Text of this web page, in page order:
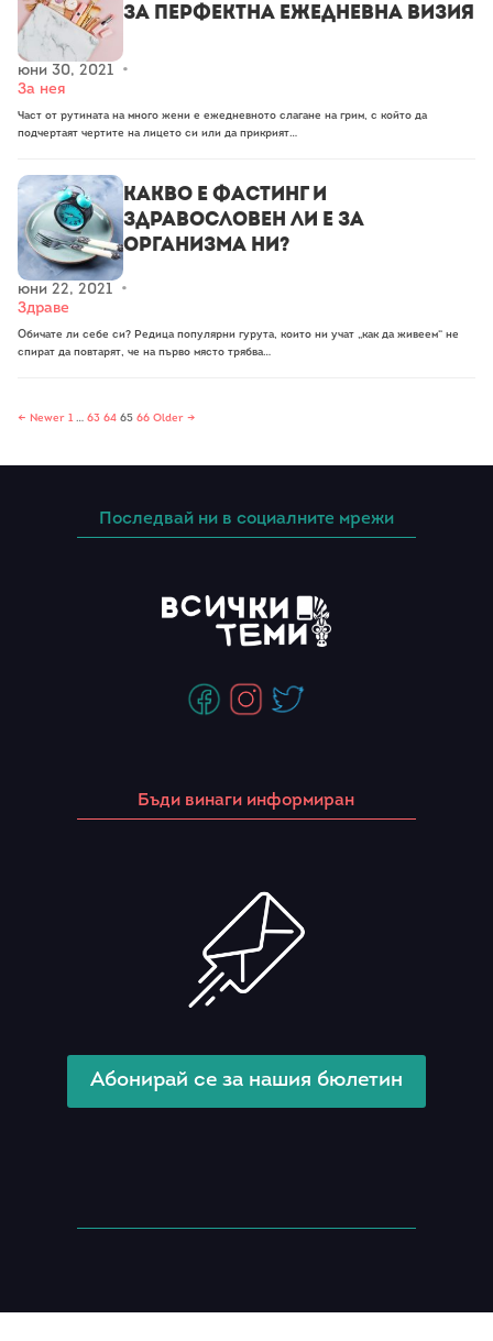
за перфектна ежедневна визия
юни 30, 2021 •
За нея
Част от рутината на много жени е ежедневното слагане на грим, с който да
подчертаят чертите на лицето си или да прикрият…
Какво е фастинг и
здравословен ли е за
организма ни?
юни 22, 2021 •
Здраве
Обичате ли себе си? Редица популярни гурута, които ни учат „как да живеем“ не
спират да повтарят, че на първо място трябва…
← Newer 1 … 63 64 65 66 Older →
Последвай ни в социалните мрежи
Бъди винаги информиран
Абонирай се за нашия бюлетин